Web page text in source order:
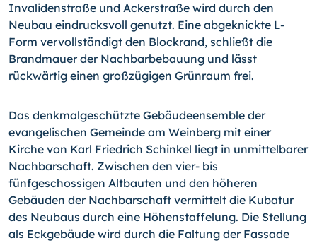
Invalidenstraße und Ackerstraße wird durch den
Neubau eindrucksvoll genutzt. Eine abgeknickte L-
Form vervollständigt den Blockrand, schließt die
Brandmauer der Nachbarbebauung und lässt
rückwärtig einen großzügigen Grünraum frei.
Das denkmalgeschützte Gebäudeensemble der
evangelischen Gemeinde am Weinberg mit einer
Kirche von Karl Friedrich Schinkel liegt in unmittelbarer
Nachbarschaft. Zwischen den vier- bis
fünfgeschossigen Altbauten und den höheren
Gebäuden der Nachbarschaft vermittelt die Kubatur
des Neubaus durch eine Höhenstaffelung. Die Stellung
als Eckgebäude wird durch die Faltung der Fassade